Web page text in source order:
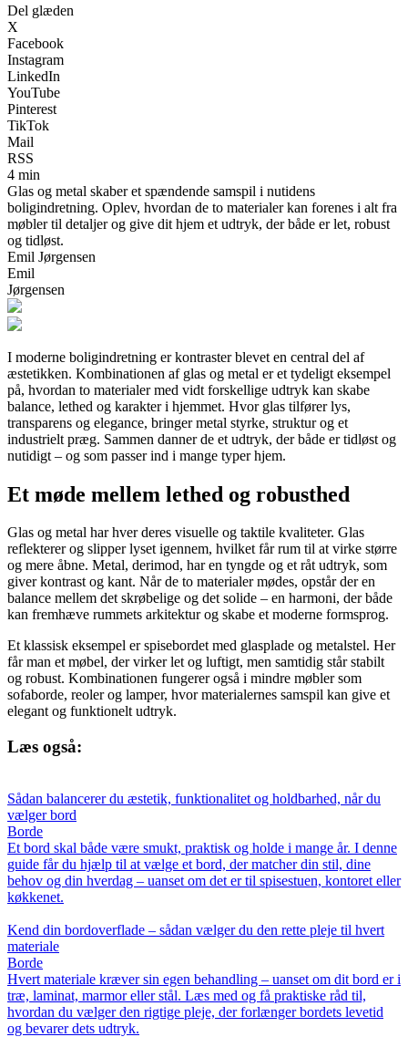
Del glæden
X
Facebook
Instagram
LinkedIn
YouTube
Pinterest
TikTok
Mail
RSS
4 min
Glas og metal skaber et spændende samspil i nutidens
boligindretning. Oplev, hvordan de to materialer kan forenes i alt fra
møbler til detaljer og give dit hjem et udtryk, der både er let, robust
og tidløst.
Emil Jørgensen
Emil
Jørgensen
I moderne boligindretning er kontraster blevet en central del af
æstetikken. Kombinationen af glas og metal er et tydeligt eksempel
på, hvordan to materialer med vidt forskellige udtryk kan skabe
balance, lethed og karakter i hjemmet. Hvor glas tilfører lys,
transparens og elegance, bringer metal styrke, struktur og et
industrielt præg. Sammen danner de et udtryk, der både er tidløst og
nutidigt – og som passer ind i mange typer hjem.
Et møde mellem lethed og robusthed
Glas og metal har hver deres visuelle og taktile kvaliteter. Glas
reflekterer og slipper lyset igennem, hvilket får rum til at virke større
og mere åbne. Metal, derimod, har en tyngde og et råt udtryk, som
giver kontrast og kant. Når de to materialer mødes, opstår der en
balance mellem det skrøbelige og det solide – en harmoni, der både
kan fremhæve rummets arkitektur og skabe et moderne formsprog.
Et klassisk eksempel er spisebordet med glasplade og metalstel. Her
får man et møbel, der virker let og luftigt, men samtidig står stabilt
og robust. Kombinationen fungerer også i mindre møbler som
sofaborde, reoler og lamper, hvor materialernes samspil kan give et
elegant og funktionelt udtryk.
Læs også:
Sådan balancerer du æstetik, funktionalitet og holdbarhed, når du
vælger bord
Borde
Et bord skal både være smukt, praktisk og holde i mange år. I denne
guide får du hjælp til at vælge et bord, der matcher din stil, dine
behov og din hverdag – uanset om det er til spisestuen, kontoret eller
køkkenet.
Kend din bordoverflade – sådan vælger du den rette pleje til hvert
materiale
Borde
Hvert materiale kræver sin egen behandling – uanset om dit bord er i
træ, laminat, marmor eller stål. Læs med og få praktiske råd til,
hvordan du vælger den rigtige pleje, der forlænger bordets levetid
og bevarer dets udtryk.